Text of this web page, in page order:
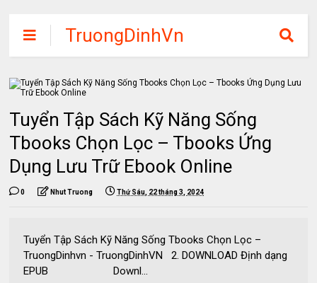
TruongDinhVn
Chia sẽ ebook,
các khóa học,
phần mềm học
tập miễn phí
Tuyển Tập Sách Kỹ Năng Sống
Tbooks Chọn Lọc – Tbooks Ứng
Dụng Lưu Trữ Ebook Online
0 Nhut Truong Thứ Sáu, 22 tháng 3, 2024
Tuyển Tập Sách Kỹ Năng Sống Tbooks Chọn Lọc –
TruongDinhvn - TruongDinhVN 2. DOWNLOAD Định dạng
EPUB Downl...